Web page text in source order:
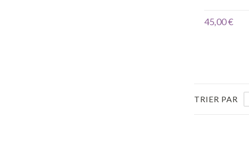
45,00 €
TRIER PAR